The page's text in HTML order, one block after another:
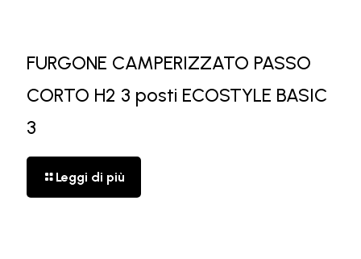
FURGONE CAMPERIZZATO PASSO
CORTO H2 3 posti ECOSTYLE BASIC
3
Leggi di più